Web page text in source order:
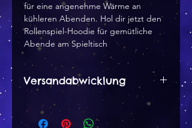
für eine angenehme Wärme an
kühleren Abenden. Hol dir jetzt den
Rollenspiel-Hoodie für gemütliche
Abende am Spieltisch
Versandabwicklung
Dieses Produkt wird Print on
demand von der Partnerfirma in